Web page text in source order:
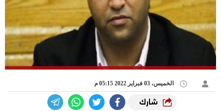
الخميس، 03 فبراير 2022 05:15 م
شارك